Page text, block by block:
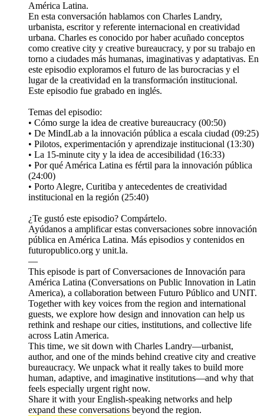
América Latina.
En esta conversación hablamos con Charles Landry,
urbanista, escritor y referente internacional en creatividad
urbana. Charles es conocido por haber acuñado conceptos
como creative city y creative bureaucracy, y por su trabajo en
torno a ciudades más humanas, imaginativas y adaptativas. En
este episodio exploramos el futuro de las burocracias y el
lugar de la creatividad en la transformación institucional.
Este episodio fue grabado en inglés.
Temas del episodio:
• Cómo surge la idea de creative bureaucracy (00:50)
• De MindLab a la innovación pública a escala ciudad (09:25)
• Pilotos, experimentación y aprendizaje institucional (13:30)
• La 15-minute city y la idea de accesibilidad (16:33)
• Por qué América Latina es fértil para la innovación pública
(24:00)
• Porto Alegre, Curitiba y antecedentes de creatividad
institucional en la región (25:40)
¿Te gustó este episodio? Compártelo.
Ayúdanos a amplificar estas conversaciones sobre innovación
pública en América Latina. Más episodios y contenidos en
futuropublico.org y unit.la.
—
This episode is part of Conversaciones de Innovación para
América Latina (Conversations on Public Innovation in Latin
America), a collaboration between Futuro Público and UNIT.
Together with key voices from the region and international
guests, we explore how design and innovation can help us
rethink and reshape our cities, institutions, and collective life
across Latin America.
This time, we sit down with Charles Landry—urbanist,
author, and one of the minds behind creative city and creative
bureaucracy. We unpack what it really takes to build more
human, adaptive, and imaginative institutions—and why that
feels especially urgent right now.
Share it with your English-speaking networks and help
expand these conversations beyond the region.